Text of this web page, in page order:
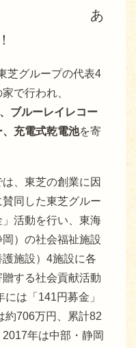
芝グループの代表4
で行われ、
ブルーレイレコー
充電式乾電池を寄
、東芝の創業に因
同した東芝グルー
活動を行い、東海
）の社会福祉施設
護施設）4施設に各
する社会貢献活動
は「141円募金」
約706万円、累計82
年は中部・静岡